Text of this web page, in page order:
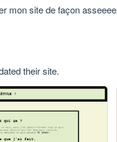
mon site de façon
their site.